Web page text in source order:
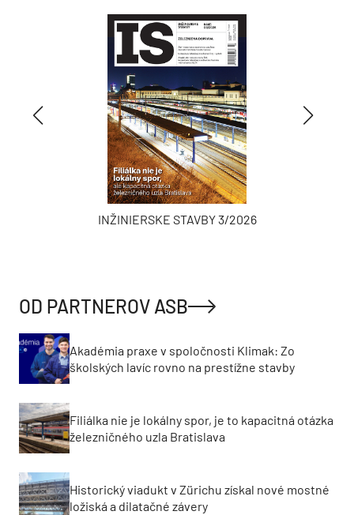
INŽINIERSKE STAVBY 3/2026
OD PARTNEROV ASB
Akadémia praxe v spoločnosti Klimak: Zo
školských lavíc rovno na prestížne stavby
Filiálka nie je lokálny spor, je to kapacitná otázka
železničného uzla Bratislava
Historický viadukt v Zürichu získal nové mostné
ložiská a dilatačné závery